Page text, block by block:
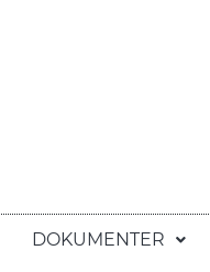
DOKUMENTER